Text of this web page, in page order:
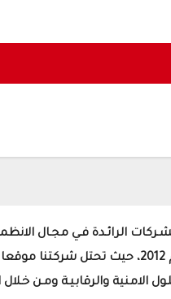
الرائـدة فـي مجـال الانظمة
والاتصـالات و الوقاية من الحريـق . وذلك منذ عام
الامنية والرقابيـة ومـن